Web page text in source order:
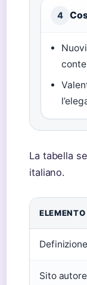
4
La tabella
italiano.
ELEMENTO
Sito